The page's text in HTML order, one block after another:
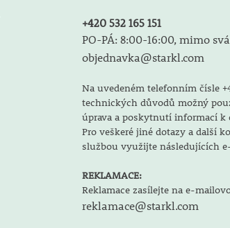
+420 532 165 151
PO-PÁ: 8:00-16:00, mimo
objednavka@starkl.com
Na uvedeném telefonním čísle
technických důvodů možný
úprava a poskytnutí informací k
Pro veškeré jiné dotazy a další
službou využijte následujících
REKLAMACE:
Reklamace zasílejte na e-
reklamace@starkl.com